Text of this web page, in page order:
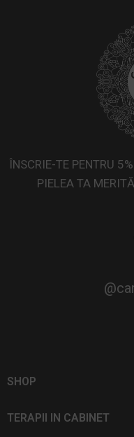
ÎNSCRIE-TE PENTRU
PIELEA TA
SHOP
TERAPII IN CABINET